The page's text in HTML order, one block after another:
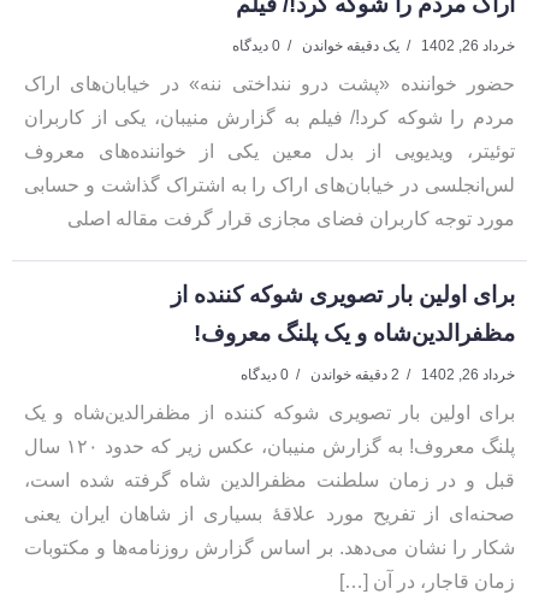
خرداد 26, 1402 یک دقیقه خواندن 0 دیدگاه
حضور خواننده «پشت درو ننداختی ننه» در خیابان‌های اراک
مردم را شوکه کرد!/ فیلم به گزارش منیبان، یکی از کاربران
توئیتر، ویدیویی از بدل معین یکی از خواننده‌های معروف
لس‌انجلسی در خیابان‌های اراک را به اشتراک گذاشت و حسابی
مورد توجه کاربران فضای مجازی قرار گرفت مقاله اصلی
برای اولین بار تصویری شوکه کننده از
مظفرالدین‌شاه و یک پلنگ معروف!
خرداد 26, 1402 2 دقیقه خواندن 0 دیدگاه
برای اولین بار تصویری شوکه کننده از مظفرالدین‌شاه و یک
پلنگ معروف! به گزارش منیبان، عکس زیر که حدود ۱۲۰ سال
قبل و در زمان سلطنت مظفرالدین شاه گرفته شده است،
صحنه‌ای از تفریح مورد علاقۀ بسیاری از شاهان ایران یعنی
شکار را نشان می‌دهد. بر اساس گزارش روزنامه‌ها و مکتوبات
زمان قاجار، در آن […]